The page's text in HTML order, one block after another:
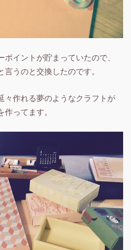
イントが貯まっていたので、
言うのと交換したのです。
々作れる夢のようなクラフトが
作ってます。